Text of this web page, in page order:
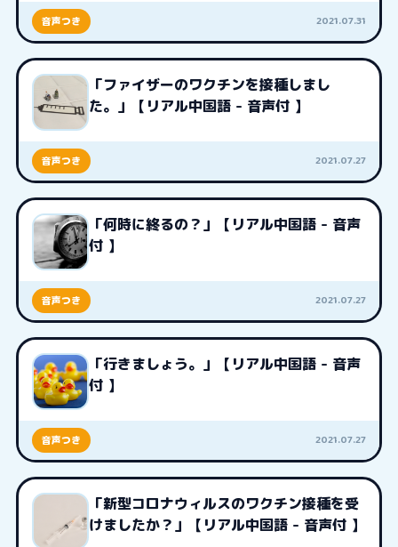
音声つき 2021.07.31
「ファイザーのワクチンを接種しまし
た。」【リアル中国語 - 音声付 】
音声つき 2021.07.27
「何時に終るの？」【リアル中国語 - 音声
付 】
音声つき 2021.07.27
「行きましょう。」【リアル中国語 - 音声
付 】
音声つき 2021.07.27
「新型コロナウィルスのワクチン接種を受
けましたか？」【リアル中国語 - 音声付 】